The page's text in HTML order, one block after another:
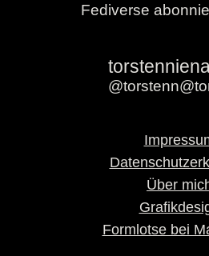
Fediverse
Über
Formlotse bei